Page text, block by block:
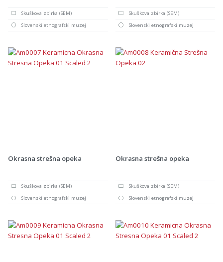
Skuškova zbirka (SEM)
Slovenski etnografski muzej
Skuškova zbirka (SEM)
Slovenski etnografski muzej
Okrasna strešna opeka
Skuškova zbirka (SEM)
Slovenski etnografski muzej
Okrasna strešna opeka
Skuškova zbirka (SEM)
Slovenski etnografski muzej